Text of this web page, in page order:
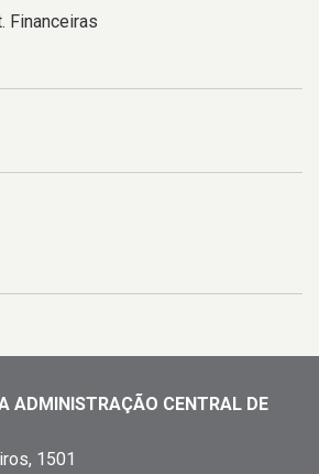
Financeiras
ADMINISTRAÇÃO CENTRAL DE
1501